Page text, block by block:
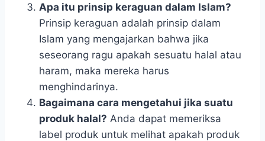
Apa itu prinsip keraguan dalam Islam?
Prinsip keraguan adalah prinsip dalam
Islam yang mengajarkan bahwa jika
seseorang ragu apakah sesuatu halal atau
haram, maka mereka harus
menghindarinya.
Bagaimana cara mengetahui jika suatu
produk halal? Anda dapat memeriksa
label produk untuk melihat apakah produk